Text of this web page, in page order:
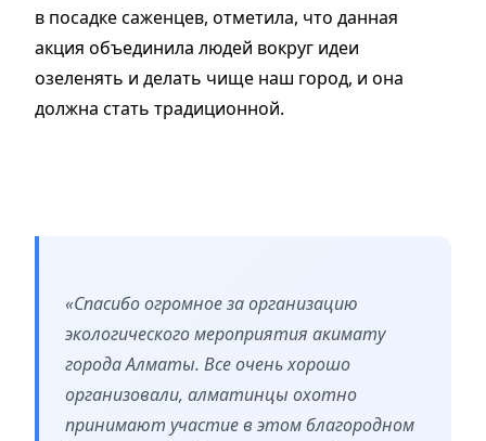
в посадке саженцев, отметила, что данная
акция объединила людей вокруг идеи
озеленять и делать чище наш город, и она
должна стать традиционной.
«Спасибо огромное за организацию
экологического мероприятия акимату
города Алматы. Все очень хорошо
организовали, алматинцы охотно
принимают участие в этом благородном